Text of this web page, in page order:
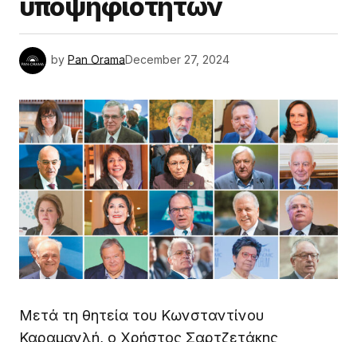
υποψηφιοτήτων
by Pan OramaDecember 27, 2024
Μετά τη θητεία του Κωνσταντίνου
Καραμανλή, ο Χρήστος Σαρτζετάκης